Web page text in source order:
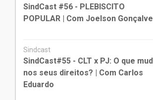
SindCast #56 - PLEBISCITO
POPULAR | Com Joelson
Sindcast
SindCast#55 - CLT x PJ: O que
nos seus direitos? | Com Carlos
Eduardo